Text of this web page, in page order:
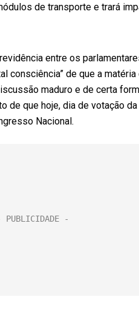
de transporte e trará
entre os
consciência” de que a
maduro e de certa
de que hoje, dia de votação
Nacional.